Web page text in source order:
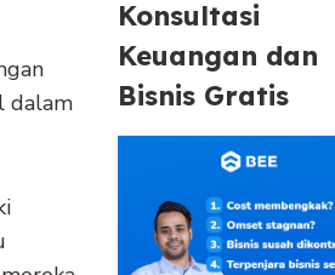
dalam
Konsultasi
Keuangan dan
Bisnis Gratis